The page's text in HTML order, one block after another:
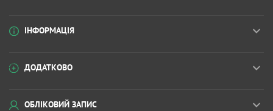
ІНФОРМАЦІЯ
ДОДАТКОВО
ОБЛІКОВИЙ ЗАПИС